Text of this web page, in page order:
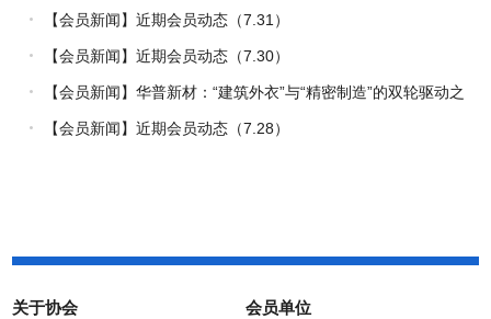
【会员新闻】近期会员动态（7.31）
【会员新闻】近期会员动态（7.30）
【会员新闻】华普新材：“建筑外衣”与“精密制造”的双轮驱动之
路
【会员新闻】近期会员动态（7.28）
关于协会 会员单位